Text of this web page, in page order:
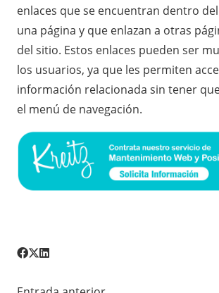
enlaces que se encuentran dentro
una página y que enlazan a otras
del sitio. Estos enlaces pueden ser
los usuarios, ya que les permiten
información relacionada sin tener
el menú de navegación.